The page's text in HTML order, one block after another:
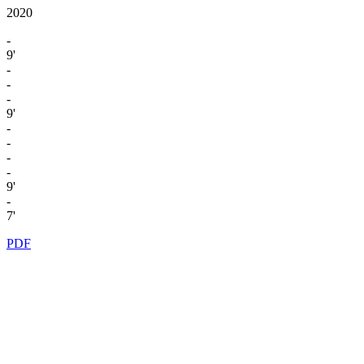
2020
-
9'
-
-
-
9'
-
-
-
-
9'
-
7'
PDF